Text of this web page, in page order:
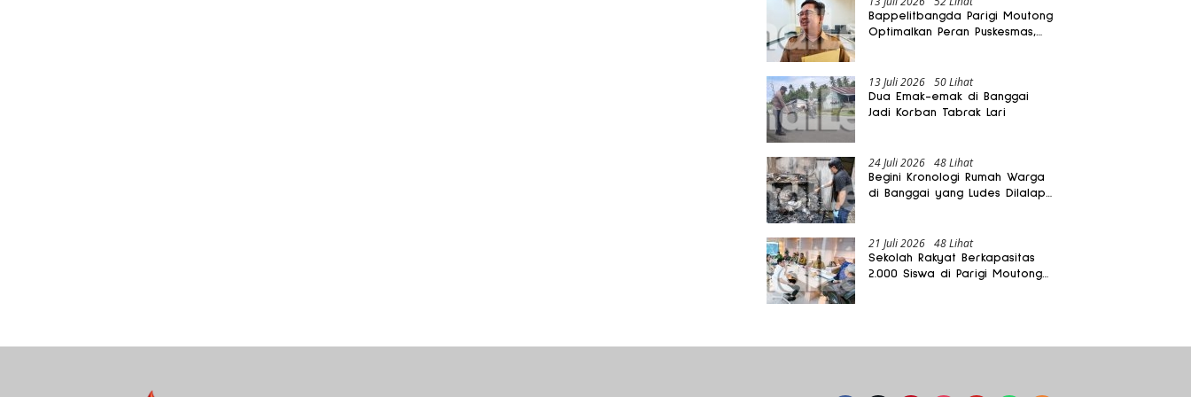
Bappelitbangda Parigi Moutong
Optimalkan Peran Puskesmas,
13 Juli 2026 50 Lihat
Dua Emak-emak di Banggai
Jadi Korban Tabrak Lari
24 Juli 2026 48 Lihat
Begini Kronologi Rumah Warga
di Banggai yang Ludes Dilalap
21 Juli 2026 48 Lihat
Sekolah Rakyat Berkapasitas
2.000 Siswa di Parigi Moutong